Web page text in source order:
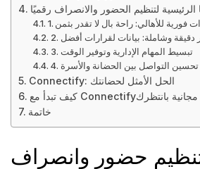
الرئيسية لتنظيم الحضور والانصراف رقميًا
فورية للأهالي: راحة بال لا تقدر بثمن
دقيقة وشاملة: بيانات لقرارات أفضل
3. تبسيط المهام الإدارية وتوفير الوقت
4. تحسين التواصل بين الحضانة والأسرة
Connectify: الحل الأمثل لحضانتك
خاتمة
حضور وانصراف